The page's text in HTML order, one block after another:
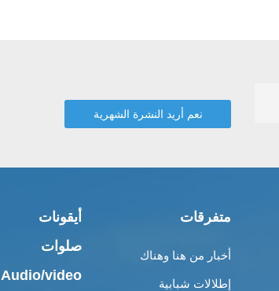
متفرقات
أخبار من هنا وهناك
إطلالات شبابية
أيقونات
صلوات
Audio/video